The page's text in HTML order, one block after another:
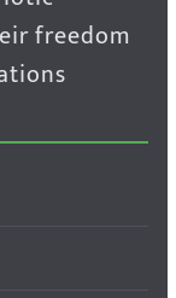
freedom